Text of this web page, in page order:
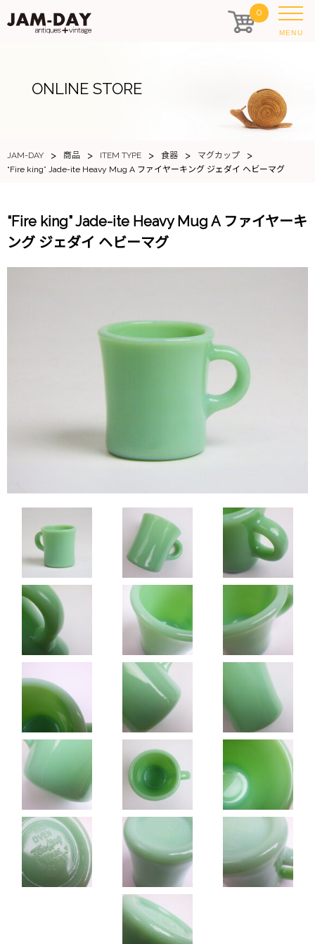
0
MENU
ONLINE STORE
JAM-DAY > 商品 > ITEM TYPE > 食器 > マグカップ >
“Fire king” Jade-ite Heavy Mug A ファイヤーキング ジェダイ ヘビーマグ
“Fire king” Jade-ite Heavy Mug A ファイヤーキ
ング ジェダイ ヘビーマグ